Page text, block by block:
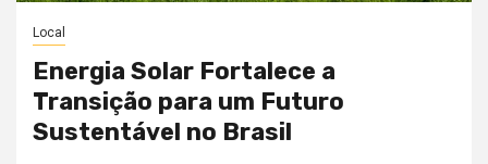
Local
Energia Solar Fortalece a
Transição para um Futuro
Sustentável no Brasil